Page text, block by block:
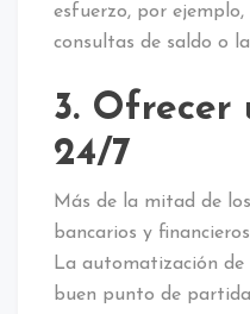
esfuerzo, por ejemplo,
consultas de saldo o
3. Ofrecer
24/7
Más de la mitad de
bancarios y
La automatización de
buen punto de